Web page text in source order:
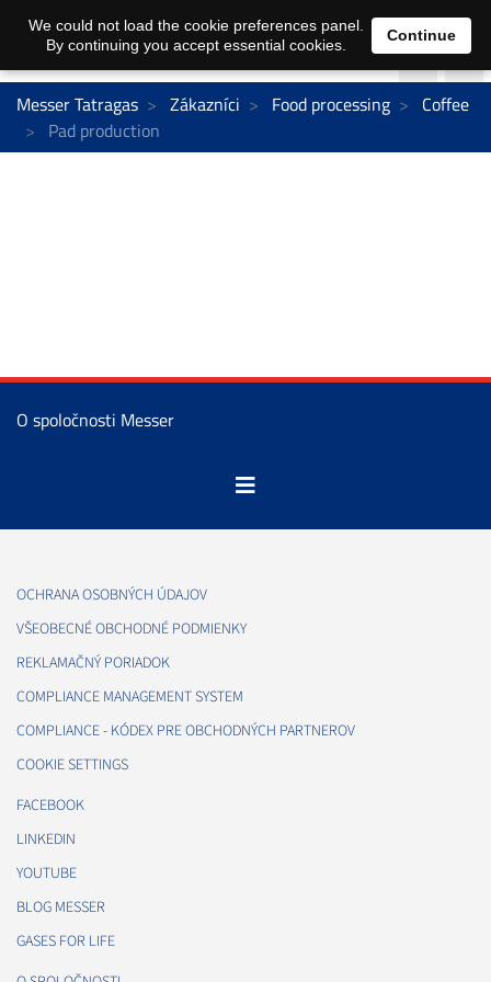
Messer Tatragas Zákazníci Food processing
Coffee
Pad production
O spoločnosti Messer
OCHRANA OSOBNÝCH ÚDAJOV
VŠEOBECNÉ OBCHODNÉ PODMIENKY
REKLAMAČNÝ PORIADOK
COMPLIANCE MANAGEMENT SYSTEM
COMPLIANCE - KÓDEX PRE OBCHODNÝCH PARTNEROV
COOKIE SETTINGS
FACEBOOK
LINKEDIN
YOUTUBE
BLOG MESSER
GASES FOR LIFE
We could not load the cookie preferences panel.
By continuing you accept essential cookies.
Continue